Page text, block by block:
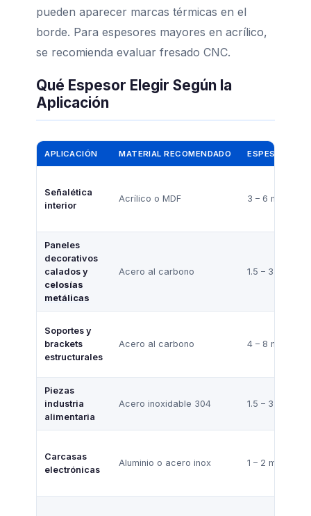
pueden aparecer marcas térmicas en el
borde. Para espesores mayores en acrílico,
se recomienda evaluar fresado CNC.
Qué Espesor Elegir Según la
Aplicación
APLICACIÓN MATERIAL RECOMENDADO ESPESOR
Señalética
interior
Acrílico o MDF 3 – 6 mm
Paneles
decorativos
calados y
celosías
metálicas
Acero al carbono 1.5 – 3 mm
Soportes y
brackets
estructurales
Acero al carbono 4 – 8 mm
Piezas
industria
alimentaria
Acero inoxidable 304 1.5 – 3 mm
Carcasas
electrónicas
Aluminio o acero inox 1 – 2 mm